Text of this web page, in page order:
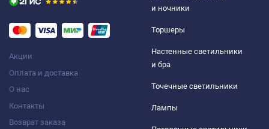
Акции
Оплата и доставка
О нас
Контакты
Возврат заказа
и ночники
Торшеры
Настенные светильники
и бра
Точечные светильники
Лампы